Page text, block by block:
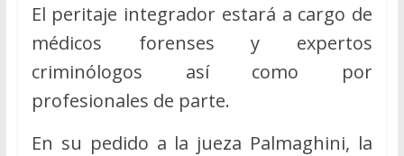
El peritaje integrador estará a cargo de
médicos forenses y expertos
criminólogos así como por
profesionales de parte.
En su pedido a la jueza Palmaghini, la